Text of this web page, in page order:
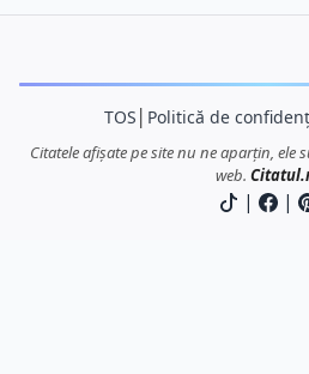
TOS Politică de
Citatele afișate pe site nu ne aparțin, ele
web.
| |